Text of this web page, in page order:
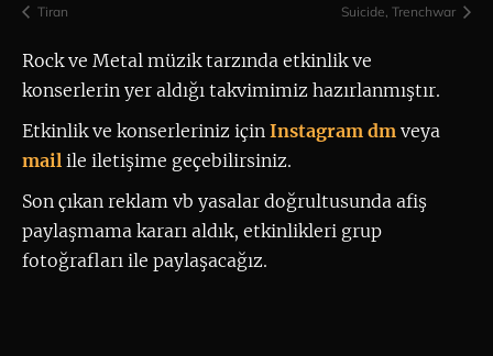
Tiran Suicide, Trenchwar
Rock ve Metal müzik tarzında etkinlik ve
konserlerin yer aldığı takvimimiz hazırlanmıştır.
Etkinlik ve konserleriniz için Instagram dm
mail ile iletişime geçebilirsiniz.
Son çıkan reklam vb yasalar doğrultusunda afiş
paylaşmama kararı aldık, etkinlikleri grup
fotoğrafları ile paylaşacağız.